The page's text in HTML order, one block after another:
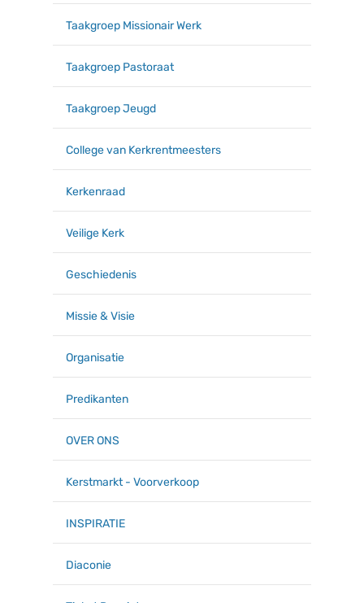
Taakgroep Missionair Werk
Taakgroep Pastoraat
Taakgroep Jeugd
College van Kerkrentmeesters
Kerkenraad
Veilige Kerk
Geschiedenis
Missie & Visie
Organisatie
Predikanten
OVER ONS
Kerstmarkt - Voorverkoop
INSPIRATIE
Diaconie